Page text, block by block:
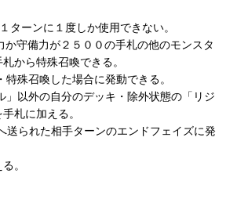
ターンに１度しか使用できない。
か守備力が２５００の手札の他のモンスタ
から特殊召喚できる。
殊召喚した場合に発動できる。
」以外の自分のデッキ・除外状態の「リジ
札に加える。
送られた相手ターンのエンドフェイズに発
。